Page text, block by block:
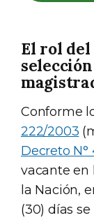
El rol
Conforme
222/2003
Decreto N°
vacante en
la Nación,
(30) días